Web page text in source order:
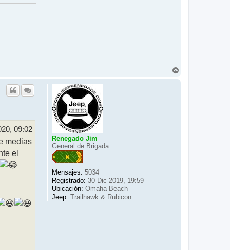
Renegado Jim
General de Brigada
Mensajes: 5034
Registrado: 30 Dic 2019, 19:59
Ubicación: Omaha Beach
Jeep: Trailhawk & Rubicon
09:02
medias
el